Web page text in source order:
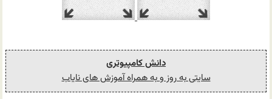
دانش کامپیوتری
سایتی به روز و به همراه آموزش های نایاب